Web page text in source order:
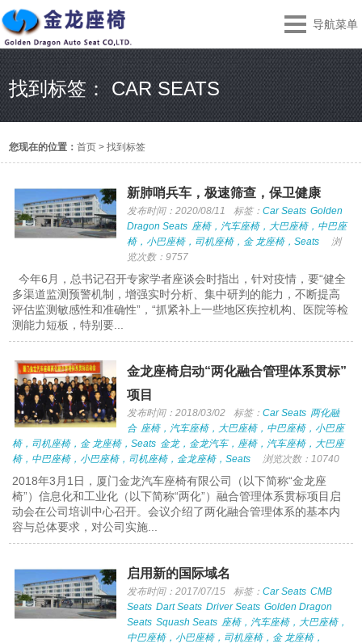
导航菜单
找到标签： CAR SEATS
您现在的位置：首页 >找到标签
新肺哨兵车，极速筛查，保卫健康
发布时间：2020/08/11 标签： Car Seats Golden
Dragon Seats 座椅，汽车座椅，大巴座椅，中巴座
椅，小巴座椅，司机座椅，金 龙座椅，Seats
浏
览次数：9757
今年6月，总书记召开专家学者座谈会时指出，针对疫情，要“健全
多渠道监测预警机制，增强实时分析、集中研判的能力，不断提高
评估监测敏感性和准确性”，“抓紧补上一些地区疾控机构、医院等检
测能力短板，特别要...
金龙座椅启动“两化融合管理体系贯标”
项目
发布时间：2018/03/02 标签： Car Seats 两化融
合 座椅，汽车座椅，大巴座椅，中巴座椅，小巴座
椅，司机座椅，金 龙座椅，Seats 金龙，金龙汽车，座椅，汽车座椅，大巴座
椅，中巴座椅，小巴座椅，司机座椅，金龙座椅，Seats
浏览次数：10740
2018年3月1日，厦门金龙汽车座椅有限公司（以下简称“金龙座
椅”）信息化和工业化（以下简称“两化”）融合管理体系贯标项目启
动会在公司培训中心召开。会议介绍了两化融合管理体系的基本内
容与总体要求，对公司实施...
启用新的国际域名
发布时间：2017/07/15 标签： Car Seats CMB
Seats Dart Seats Driver Seats Golden Dragon
Seats Squash Seats 座椅，汽车座椅，大巴座椅，
中巴座椅，小巴座椅，司机座椅，金 龙座椅，